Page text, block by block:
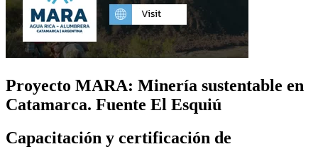
Proyecto MARA: Minería sustentable en
Catamarca. Fuente El Esquiú
Capacitación y certificación de